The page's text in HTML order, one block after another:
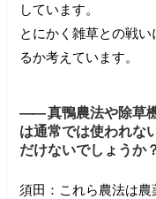
しています。
とにかく雑草との戦
―― 真鴨農法や除草
は通常では使われな
だけないでしょうか
須田：これら農法は